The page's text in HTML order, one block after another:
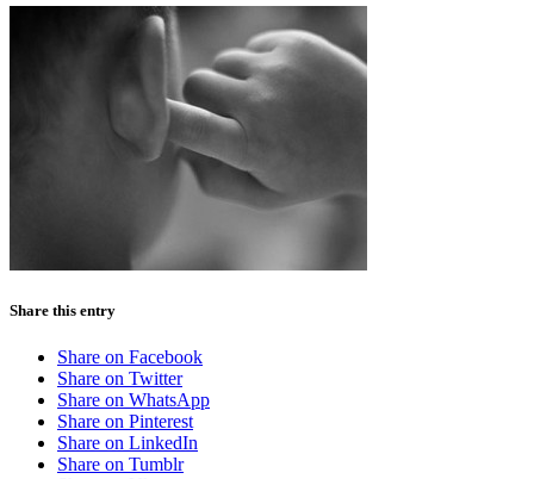
Share this entry
Share on Facebook
Share on Twitter
Share on WhatsApp
Share on Pinterest
Share on LinkedIn
Share on Tumblr